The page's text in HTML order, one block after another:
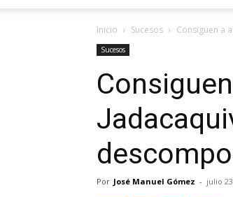
Inicio Sucesos Consiguen a
Sucesos
Por José Manuel Gómez - julio